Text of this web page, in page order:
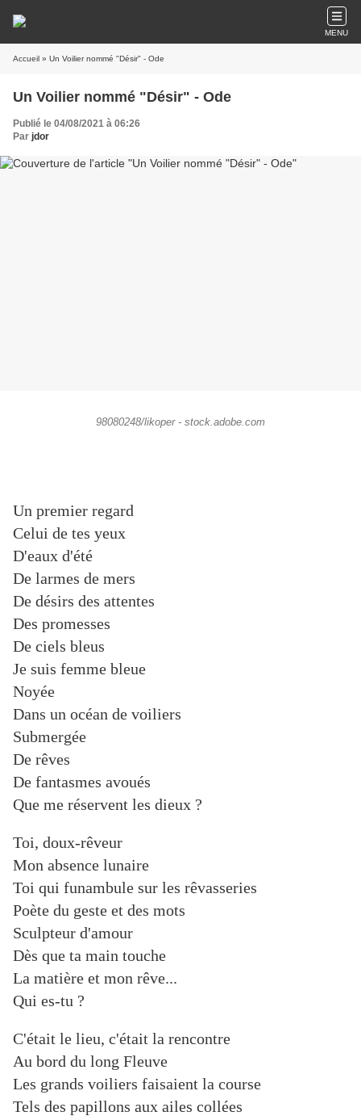
MENU
Accueil » Un Voilier nommé "Désir" - Ode
Un Voilier nommé "Désir" - Ode
Publié le 04/08/2021 à 06:26
Par jdor
98080248/likoper - stock.adobe.com
Un premier regard
Celui de tes yeux
D'eaux d'été
De larmes de mers
De désirs des attentes
Des promesses
De ciels bleus
Je suis femme bleue
Noyée
Dans un océan de voiliers
Submergée
De rêves
De fantasmes avoués
Que me réservent les dieux ?
Toi, doux-rêveur
Mon absence lunaire
Toi qui funambule sur les rêvasseries
Poète du geste et des mots
Sculpteur d'amour
Dès que ta main touche
La matière et mon rêve...
Qui es-tu ?
C'était le lieu, c'était la rencontre
Au bord du long Fleuve
Les grands voiliers faisaient la course
Tels des papillons aux ailes collées